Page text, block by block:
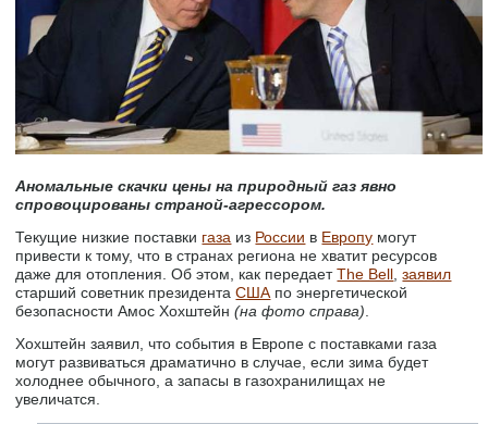
Аномальные скачки цены на природный газ явно
спровоцированы страной-агрессором.
Текущие низкие поставки газа из России в Европу могут
привести к тому, что в странах региона не хватит ресурсов
даже для отопления. Об этом, как передаетThe Bell ,заявил
старший советник президентаСША по энергетической
безопасности Амос Хохштейн(на фото справа)
Хохштейн заявил, что события в Европе с поставками газа
могут развиваться драматично в случае, если зима будет
холоднее обычного, а запасы в газохранилищах не
увеличатся.